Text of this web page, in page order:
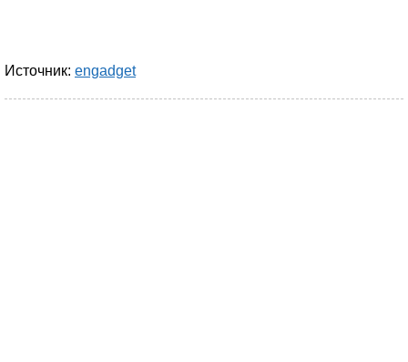
Источник: engadget